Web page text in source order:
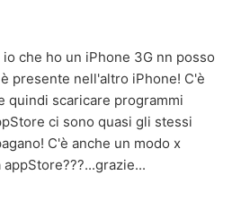
che ho un iPhone 3G nn posso
presente nell'altro iPhone! C'è
quindi scaricare programmi
ci sono quasi gli stessi
C'è anche un modo x